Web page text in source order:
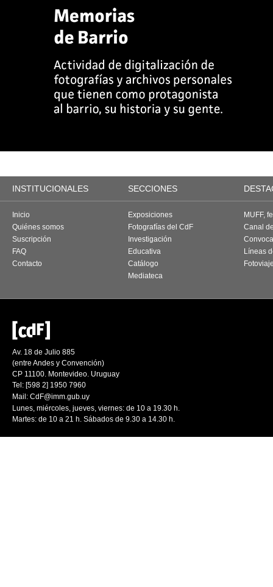
INSTITUCIONALES SECCIONES
Inicio
Quiénes somos
Suscripción
FAQ
Contacto
Exposiciones
Fotografías del CdF
Investigación
Educativa
Catálogo
Mediateca
MUFF,
Canal
Líneas
Av. 18 de Julio 885
(entre Andes y Convención)
CP 11100. Montevideo. Uruguay
Tel: [598 2] 1950 7960
Mail: CdF@imm.gub.uy
Lunes, miércoles, jueves, viernes: de 10 a 19.30 h.
Martes: de 10 a 21 h. Sábados de 9.30 a 14.30 h.